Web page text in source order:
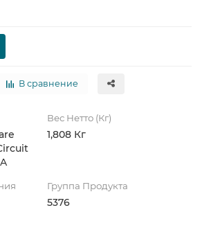
В сравнение
Вес Нетто (Кг)
1,808 Кг
Группа Продукта
5376